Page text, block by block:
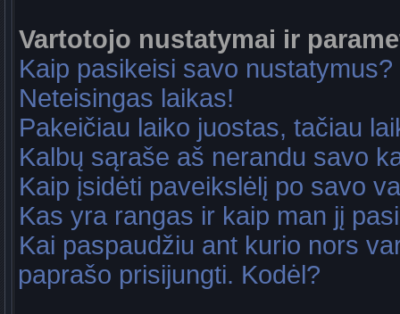
Vartotojo nustatymai ir
Kaip pasikeisi savo nustatymus?
Neteisingas laikas!
Pakeičiau laiko juostas, tačiau
Kalbų sąraše aš nerandu savo
Kaip įsidėti paveikslėlį po savo
Kas yra rangas ir kaip man jį
Kai paspaudžiu ant kurio nors
paprašo prisijungti. Kodėl?